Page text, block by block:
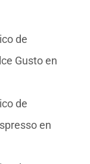
de
Gusto en
de
en